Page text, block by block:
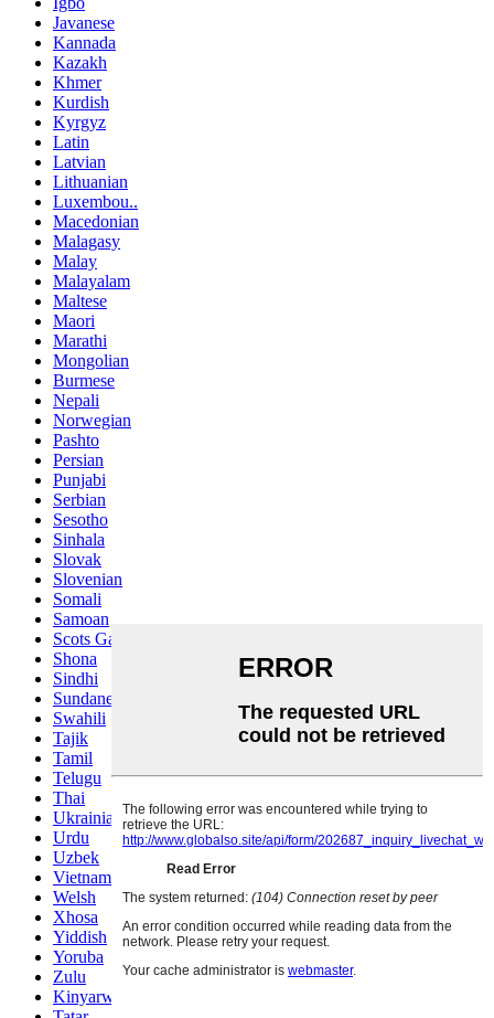
Javanese
Kannada
Kazakh
Khmer
Kurdish
Kyrgyz
Latin
Latvian
Lithuanian
Luxembou..
Macedonian
Malagasy
Malay
Malayalam
Maltese
Maori
Marathi
Mongolian
Burmese
Nepali
Norwegian
Pashto
Persian
Punjabi
Serbian
Sesotho
Sinhala
Slovak
Slovenian
Somali
Samoan
Scots Gaelic
Shona
Sindhi
Sundanese
Swahili
Tajik
Tamil
Telugu
Thai
Ukrainian
Urdu
Uzbek
Vietnamese
Welsh
Xhosa
Yiddish
Yoruba
Zulu
Kinyarwanda